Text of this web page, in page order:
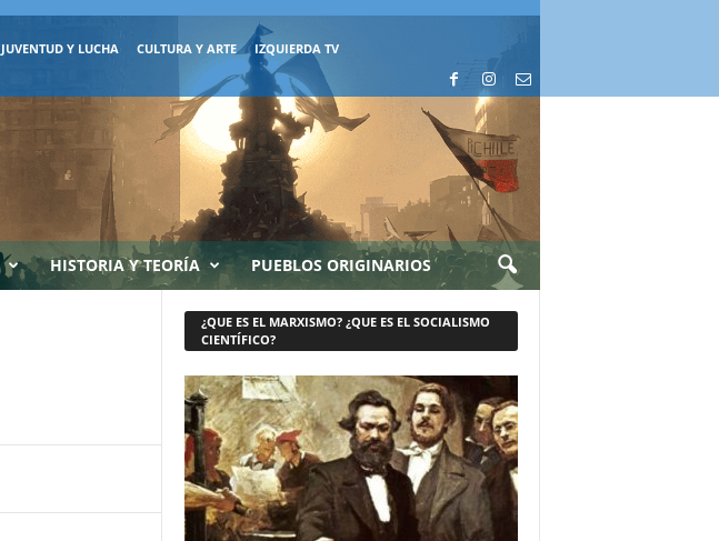
JUVENTUD Y LUCHA CULTURA Y ARTE IZQUIERDA TV
HISTORIA Y TEORÍA PUEBLOS ORIGINARIOS
¿QUE ES EL MARXISMO? ¿QUE ES EL SOCIALISMO
CIENTÍFICO?